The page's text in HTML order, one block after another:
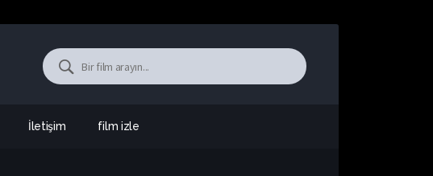
İletişim film izle